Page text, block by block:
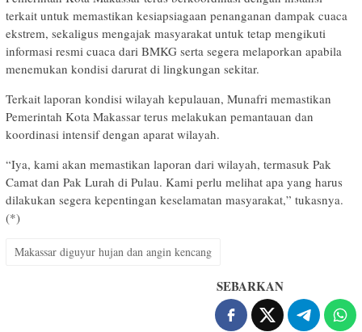
terkait untuk memastikan kesiapsiagaan penanganan dampak cuaca
ekstrem, sekaligus mengajak masyarakat untuk tetap mengikuti
informasi resmi cuaca dari BMKG serta segera melaporkan apabila
menemukan kondisi darurat di lingkungan sekitar.
Terkait laporan kondisi wilayah kepulauan, Munafri memastikan
Pemerintah Kota Makassar terus melakukan pemantauan dan
koordinasi intensif dengan aparat wilayah.
“Iya, kami akan memastikan laporan dari wilayah, termasuk Pak
Camat dan Pak Lurah di Pulau. Kami perlu melihat apa yang harus
dilakukan segera kepentingan keselamatan masyarakat,” tukasnya.
(*)
Makassar diguyur hujan dan angin kencang
SEBARKAN